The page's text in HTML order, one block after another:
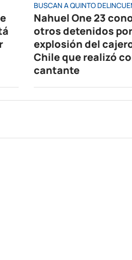
BUSCAN A QUINTO
Nahuel One 23
otros detenidos
explosión del
Chile que realizó
cantante